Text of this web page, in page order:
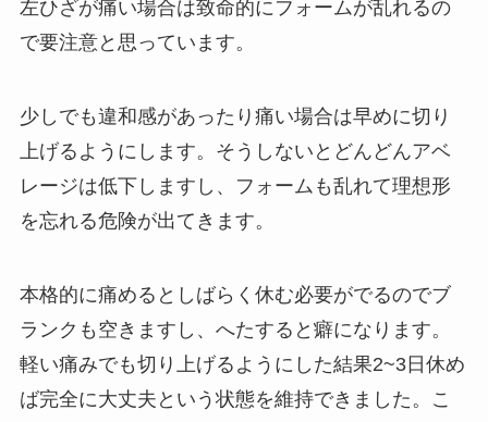
左ひざが痛い場合は致命的にフォームが乱れるの
で要注意と思っています。
少しでも違和感があったり痛い場合は早めに切り
上げるようにします。そうしないとどんどんアベ
レージは低下しますし、フォームも乱れて理想形
を忘れる危険が出てきます。
本格的に痛めるとしばらく休む必要がでるのでブ
ランクも空きますし、へたすると癖になります。
軽い痛みでも切り上げるようにした結果2~3日休め
ば完全に大丈夫という状態を維持できました。こ